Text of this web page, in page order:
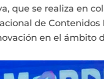
que se realiza en
de Contenidos
en el ámbito